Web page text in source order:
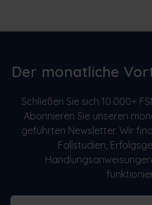
Der monatliche
Schließen Sie sich 10.000+
Abonnieren Sie unseren
geführten Newsletter. Wir
Fallstudien,